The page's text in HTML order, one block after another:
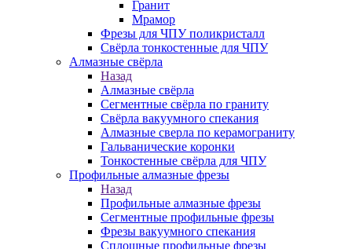
Гранит
Мрамор
Фрезы для ЧПУ поликристалл
Свёрла тонкостенные для ЧПУ
Алмазные свёрла
Назад
Алмазные свёрла
Сегментные свёрла по граниту
Свёрла вакуумного спекания
Алмазные сверла по керамограниту
Гальванические коронки
Тонкостенные свёрла для ЧПУ
Профильные алмазные фрезы
Назад
Профильные алмазные фрезы
Сегментные профильные фрезы
Фрезы вакуумного спекания
Сплошные профильные фрезы